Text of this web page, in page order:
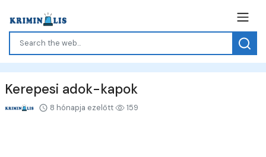
Kerepesi adok-kapok
8 hónapja ezelőtt 159